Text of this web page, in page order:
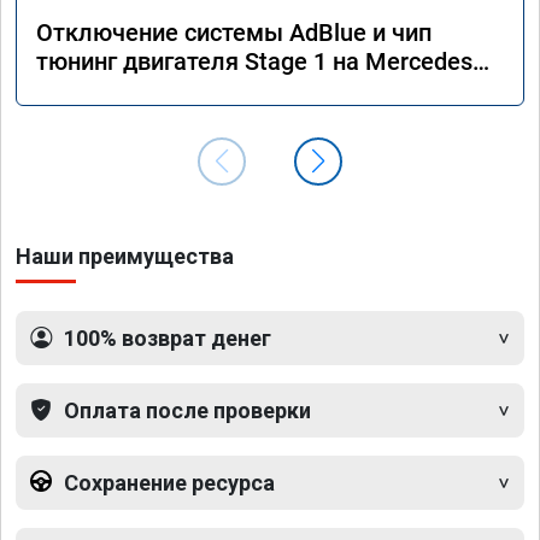
Отключение системы AdBlue и чип
тюнинг двигателя Stage 1 на Mercedes
Наши преимущества
100% возврат денег
Оплата после проверки
Сохранение ресурса